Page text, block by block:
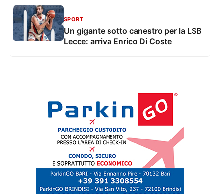
SPORT
Un gigante sotto canestro per la LSB
Lecce: arriva Enrico Di Coste